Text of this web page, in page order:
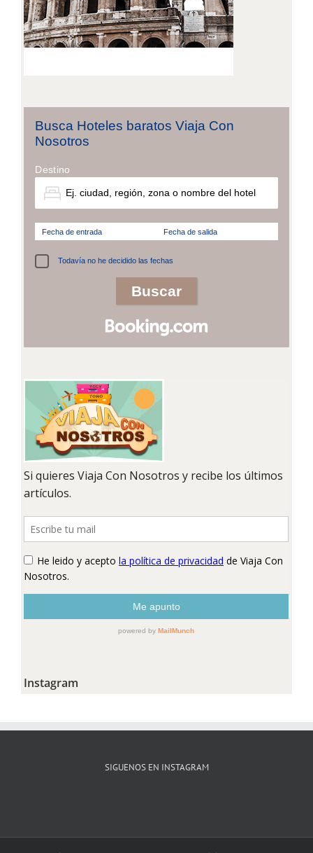
Busca Hoteles baratos Viaja Con
Nosotros
Destino
Fecha de entrada Fecha de salida
Todavía no he decidido las fechas
Instagram
SIGUENOS EN INSTAGRAM